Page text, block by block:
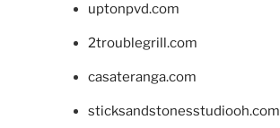
uptonpvd.com
2troublegrill.com
casateranga.com
sticksandstonesstudiooh.com